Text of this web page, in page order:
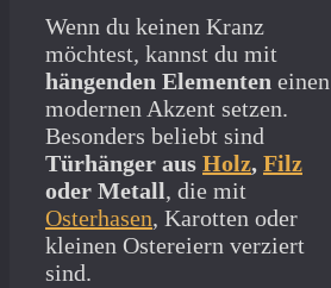
Wenn du keinen Kranz
möchtest, kannst du mit
hängenden Elementen einen
modernen Akzent setzen.
Besonders beliebt sind
Türhänger aus Holz, Filz
oder Metall, die mit
Osterhasen, Karotten oder
kleinen Ostereiern verziert
sind.